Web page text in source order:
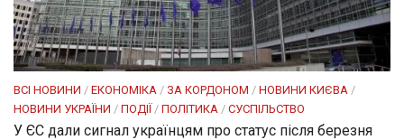
ВСІ НОВИНИ / ЕКОНОМІКА / ЗА КОРДОНОМ / НОВИНИ КИЄВА /
НОВИНИ УКРАЇНИ / ПОДІЇ / ПОЛІТИКА / СУСПІЛЬСТВО
У ЄС дали сигнал українцям про статус після березня